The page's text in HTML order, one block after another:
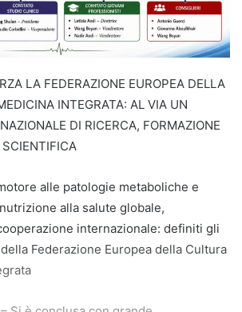
LA FEDERAZIONE EUROPEA DELLA
INTEGRATA: AL VIA UN
DI RICERCA, FORMAZIONE
SCIENTIFICA
alle patologie metaboliche e
alla salute globale,
internazionale: definiti gli
Federazione Europea della Cultura